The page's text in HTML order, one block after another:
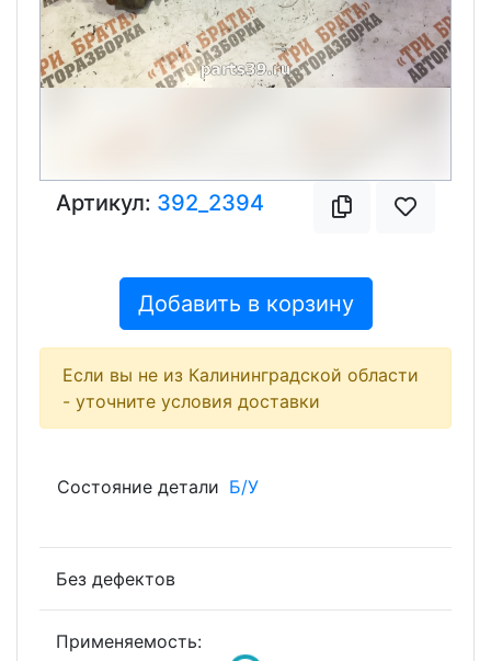
Артикул: 392_2394
Добавить в корзину
Если вы не из Калининградской области
- уточните условия доставки
Состояние детали Б/У
Без дефектов
Применяемость: